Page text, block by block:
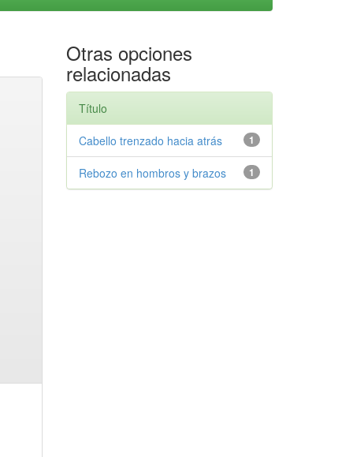
Otras opciones
relacionadas
Título
1
Cabello trenzado hacia atrás
1
Rebozo en hombros y brazos